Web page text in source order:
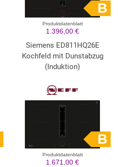
B
Produktdatenblatt
1.396,00 €
Siemens ED811HQ26E
Kochfeld mit Dunstabzug
(Induktion)
B
Produktdatenblatt
1.671,00 €